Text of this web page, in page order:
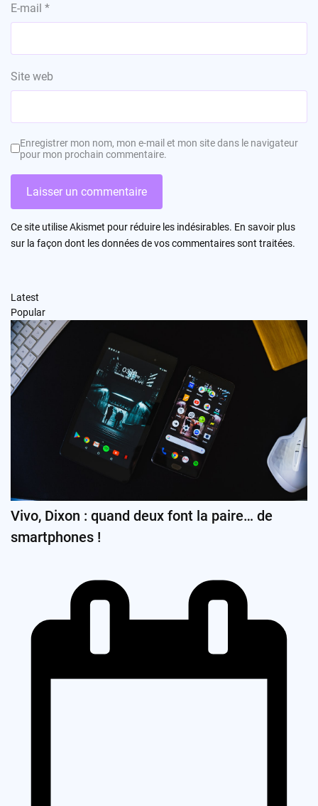
E-mail *
Site web
Enregistrer mon nom, mon e-mail et mon site dans le navigateur
pour mon prochain commentaire.
Ce site utilise Akismet pour réduire les indésirables. En savoir plus
sur la façon dont les données de vos commentaires sont traitées.
Latest
Popular
Vivo, Dixon : quand deux font la paire… de
smartphones !